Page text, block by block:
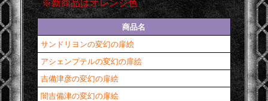
※新商品はオレンジ色
商品名
サンドリヨンの変幻の扉絵
アシェンプテルの変幻の扉絵
吉備津彦の変幻の扉絵
闇吉備津の変幻の扉絵